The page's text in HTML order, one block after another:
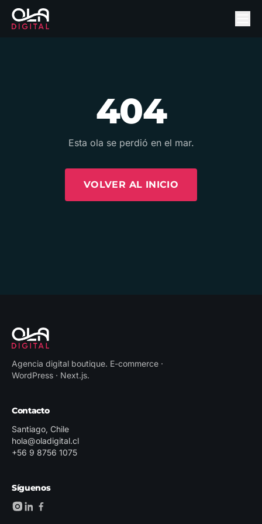
404
Esta ola se perdió en el mar.
VOLVER AL INICIO
Agencia digital boutique. E-commerce ·
WordPress · Next.js.
Contacto
Santiago, Chile
hola@oladigital.cl
+56 9 8756 1075
Síguenos